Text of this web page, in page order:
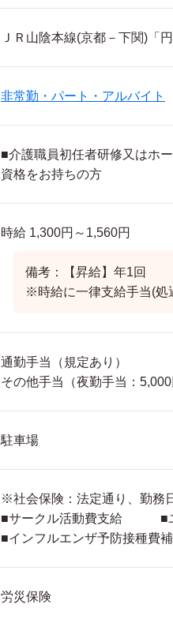
ＪＲ山陰本線(京都－下関)「
非常勤・パート・アルバイト
■介護職員初任者研修又はホ
資格をお持ちの方
時給 1,300円～1,560円
備考：【昇給】年1回
※時給に一律支給手当(処
通勤手当（規定あり）
その他手当（夜勤手当：5,000
駐車場
※社会保険：法定通り、勤務
■サークル活動費支給 ■ユ
■インフルエンザ予防接種
労災保険